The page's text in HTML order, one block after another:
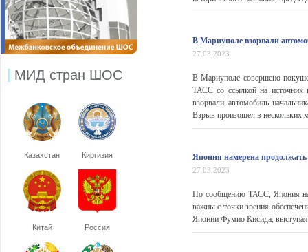
МИД стран ШОС
Казахстан Киргизия
Китай Россия
В Мариуполе взорвали
27.03.2023
В Мариуполе совершено
ТАСС со ссылкой на
взорвали автомобиль
Взрыв произошел в нескольких
Япония намерена продолжать
27.03.2023
По сообщению ТАСС, Япония
важны с точки зрения
Японии Фумио Кисида, выступая